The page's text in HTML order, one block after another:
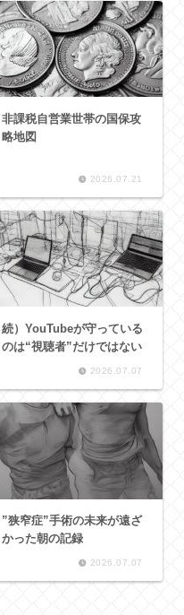
非課税自営業世帯の国保攻
略地図
2026.07.21
続）YouTubeが守っている
のは“視聴者”だけではない
2026.07.07
”狭窄症”手術の未来が遠ざ
かった朝の記録
2026.07.07